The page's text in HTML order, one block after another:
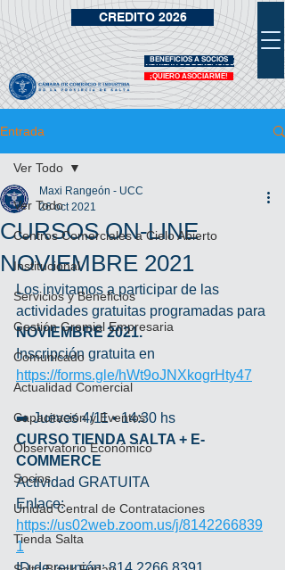
¡QUIERO ASOCIARME!
VIDRIERA DE BENEFICIOS
BENEFICIOS A SOCIOS
CREDITO 2026
Entrada
Ver Todo
Centros Comerciales a Cielo Abierto
Institucional
Servicios y Beneficios
Gestión Gremial Empresaria
Comunicado
Actualidad Comercial
Capacitación y Eventos
Observatorio Económico
Socios
Unidad Central de Contrataciones
Tienda Salta
Ver Todo
CURSOS ON-LINE
NOVIEMBRE 2021
Maxi Rangeón - UCC
26 oct 2021
Los invitamos a participar de las
actividades gratuitas programadas para
NOVIEMBRE 2021.
Inscripción gratuita en
https://forms.gle/hWt9oJNXkogrHty47
➡️ Jueves 4/11 • 14:30 hs
CURSO TIENDA SALTA + E-
COMMERCE
Actividad GRATUITA
Enlace:
https://us02web.zoom.us/j/8142266839
1